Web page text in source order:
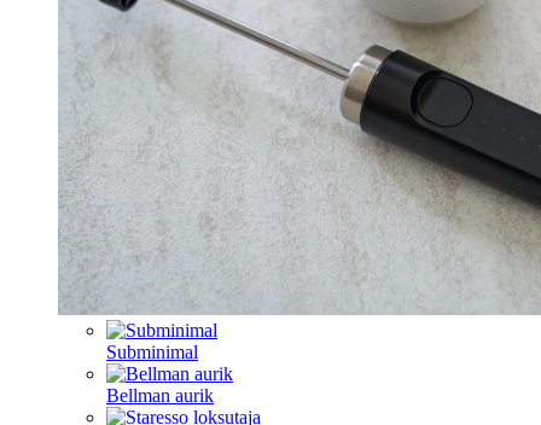
Subminimal
Bellman aurik